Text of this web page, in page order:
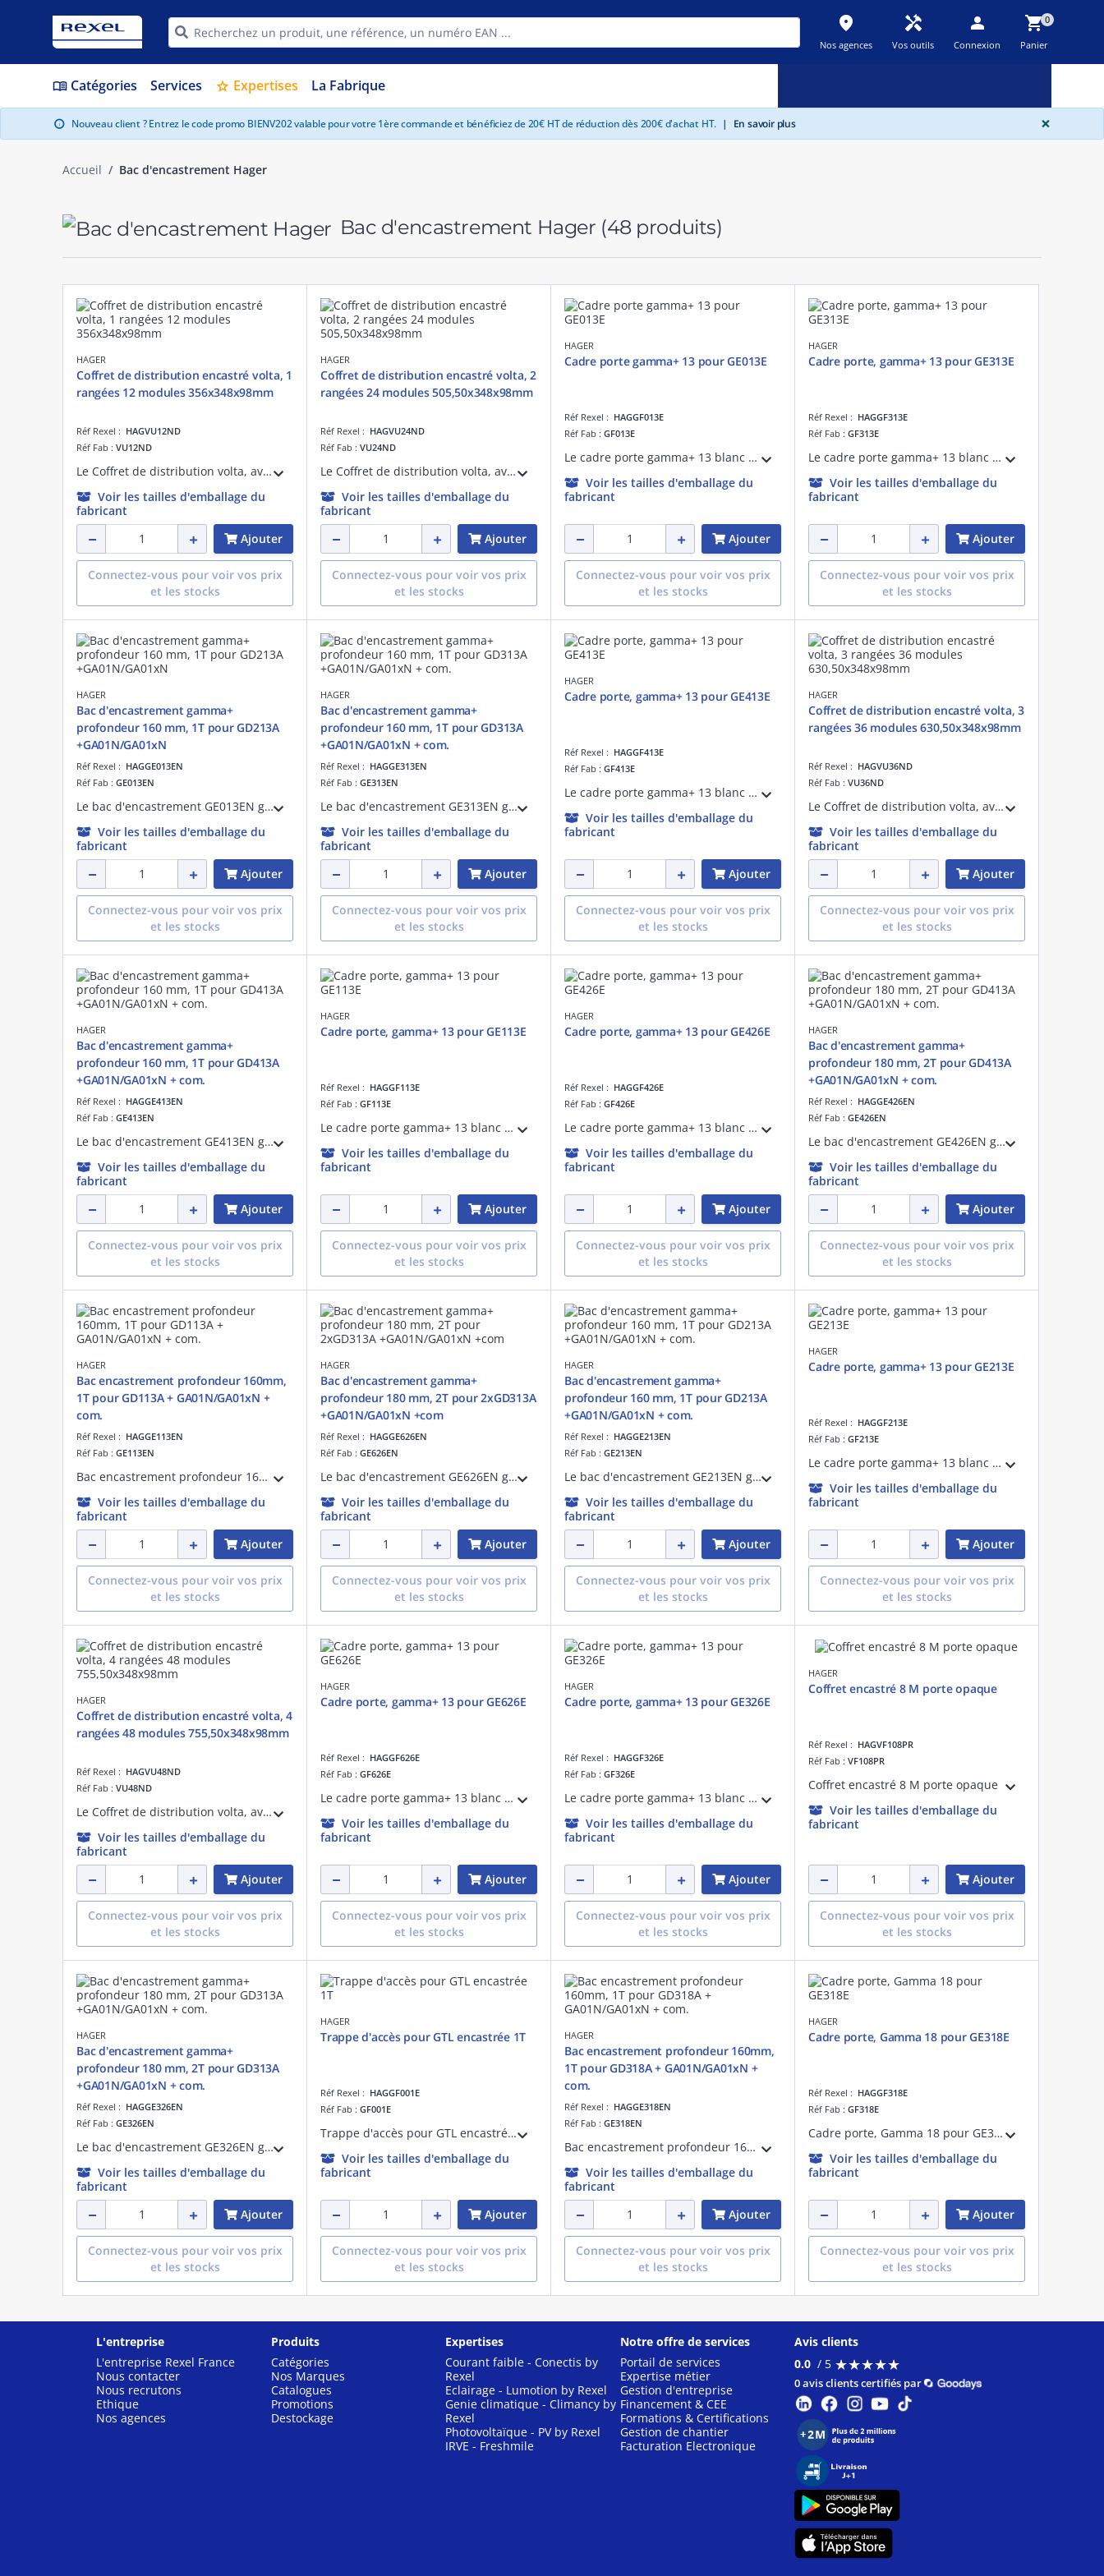
place
Nos agences
handyman
Vos outils
person
Connexion
shopping_cart0
Panier
menu_book Catégories Services star Expertises La Fabrique
info Nouveau client ? Entrez le code promo BIENV202 valable pour votre 1ère commande et bénéficiez de 20€ HT de réduction dès 200€ d'achat HT. | En savoir plus ×
Accueil Bac d'encastrement Hager
Bac d'encastrement Hager (48 produits)
HAGER
Coffret de distribution encastré volta, 1
rangées 12 modules 356x348x98mm
Réf Rexel : HAGVU12ND
Réf Fab : VU12ND
Le Coffret de distribution volta, avec ses 1 rangées et 12 modules, est idéal pour les installations résidentielles. Pour des installations en encastrée, ce coffret permet une intégration facile des protections modulaires Hager.
Voir les tailles d'emballage du
fabricant
Ajouter
Connectez-vous pour voir vos prix
et les stocks
HAGER
Coffret de distribution encastré volta, 2
rangées 24 modules 505,50x348x98mm
Réf Rexel : HAGVU24ND
Réf Fab : VU24ND
Le Coffret de distribution volta, avec ses 2 rangées et 24 modules, est idéal pour les installations résidentielles. Pour des installations en encastrée, ce coffret permet une intégration facile des protections modulaires Hager.
Voir les tailles d'emballage du
fabricant
Ajouter
Connectez-vous pour voir vos prix
et les stocks
HAGER
Cadre porte gamma+ 13 pour GE013E
Réf Rexel : HAGGF013E
Réf Fab : GF013E
Le cadre porte gamma+ 13 blanc GF013E pour bac d'encastrement GE013EN est conçue pour une installation rapide et sécurisée. Il permet une finition soignée et est adapté pour des installations résidentielles ou commerciales.
Voir les tailles d'emballage du
fabricant
Ajouter
Connectez-vous pour voir vos prix
et les stocks
HAGER
Cadre porte, gamma+ 13 pour GE313E
Réf Rexel : HAGGF313E
Réf Fab : GF313E
Le cadre porte gamma+ 13 blanc GF313E pour bac d'encastrement GE313EN est conçue pour une installation rapide et sécurisée. Il permet une finition soignée et est adapté pour des installations résidentielles ou commerciales.
Voir les tailles d'emballage du
fabricant
Ajouter
Connectez-vous pour voir vos prix
et les stocks
HAGER
Bac d'encastrement gamma+
profondeur 160 mm, 1T pour GD213A
+GA01N/GA01xN
Réf Rexel : HAGGE013EN
Réf Fab : GE013EN
Le bac d'encastrement GE013EN gamma+ Quickfix de profondeur 160 mm est conçue pour une installation rapide et sécurisée. Sa technologie Quickfix permet une fixation aisée sans outil, offrant un gain de temps significatif.
Voir les tailles d'emballage du
fabricant
Ajouter
Connectez-vous pour voir vos prix
et les stocks
HAGER
Bac d'encastrement gamma+
profondeur 160 mm, 1T pour GD313A
+GA01N/GA01xN + com.
Réf Rexel : HAGGE313EN
Réf Fab : GE313EN
Le bac d'encastrement GE313EN gamma+ Quickfix de profondeur 160 mm est conçue pour une installation rapide et sécurisée. Sa technologie Quickfix permet une fixation aisée sans outil, offrant un gain de temps significatif.
Voir les tailles d'emballage du
fabricant
Ajouter
Connectez-vous pour voir vos prix
et les stocks
HAGER
Cadre porte, gamma+ 13 pour GE413E
Réf Rexel : HAGGF413E
Réf Fab : GF413E
Le cadre porte gamma+ 13 blanc GF413E pour bac d'encastrement GE413EN est conçue pour une installation rapide et sécurisée. Il permet une finition soignée et est adapté pour des installations résidentielles ou commerciales.
Voir les tailles d'emballage du
fabricant
Ajouter
Connectez-vous pour voir vos prix
et les stocks
HAGER
Coffret de distribution encastré volta, 3
rangées 36 modules 630,50x348x98mm
Réf Rexel : HAGVU36ND
Réf Fab : VU36ND
Le Coffret de distribution volta, avec ses 3 rangées et 36 modules, est idéal pour les installations résidentielles. Pour des installations en encastrée, ce coffret permet une intégration facile des protections modulaires Hager.
Voir les tailles d'emballage du
fabricant
Ajouter
Connectez-vous pour voir vos prix
et les stocks
HAGER
Bac d'encastrement gamma+
profondeur 160 mm, 1T pour GD413A
+GA01N/GA01xN + com.
Réf Rexel : HAGGE413EN
Réf Fab : GE413EN
Le bac d'encastrement GE413EN gamma+ Quickfix de profondeur 160 mm est conçue pour une installation rapide et sécurisée. Sa technologie Quickfix permet une fixation aisée sans outil, offrant un gain de temps significatif.
Voir les tailles d'emballage du
fabricant
Ajouter
Connectez-vous pour voir vos prix
et les stocks
HAGER
Cadre porte, gamma+ 13 pour GE113E
Réf Rexel : HAGGF113E
Réf Fab : GF113E
Le cadre porte gamma+ 13 blanc GF113E pour bac d'encastrement GE113EN est conçue pour une installation rapide et sécurisée. Il permet une finition soignée et est adapté pour des installations résidentielles ou commerciales.
Voir les tailles d'emballage du
fabricant
Ajouter
Connectez-vous pour voir vos prix
et les stocks
HAGER
Cadre porte, gamma+ 13 pour GE426E
Réf Rexel : HAGGF426E
Réf Fab : GF426E
Le cadre porte gamma+ 13 blanc GF426E pour bac d'encastrement GE426EN est conçue pour une installation rapide et sécurisée. Il permet une finition soignée et est adapté pour des installations résidentielles ou commerciales.
Voir les tailles d'emballage du
fabricant
Ajouter
Connectez-vous pour voir vos prix
et les stocks
HAGER
Bac d'encastrement gamma+
profondeur 180 mm, 2T pour GD413A
+GA01N/GA01xN + com.
Réf Rexel : HAGGE426EN
Réf Fab : GE426EN
Le bac d'encastrement GE426EN gamma+ Quickfix de profondeur 180 mm est conçue pour une installation rapide et sécurisée. Sa technologie Quickfix permet une fixation aisée sans outil, offrant un gain de temps significatif.
Voir les tailles d'emballage du
fabricant
Ajouter
Connectez-vous pour voir vos prix
et les stocks
HAGER
Bac encastrement profondeur 160mm,
1T pour GD113A + GA01N/GA01xN +
com.
Réf Rexel : HAGGE113EN
Réf Fab : GE113EN
Bac encastrement profondeur 160mm, 1T pour GD113A + GA01N/GA01xN + com.
Voir les tailles d'emballage du
fabricant
Ajouter
Connectez-vous pour voir vos prix
et les stocks
HAGER
Bac d'encastrement gamma+
profondeur 180 mm, 2T pour 2xGD313A
+GA01N/GA01xN +com
Réf Rexel : HAGGE626EN
Réf Fab : GE626EN
Le bac d'encastrement GE626EN gamma+ Quickfix de profondeur 180 mm est conçue pour une installation rapide et sécurisée. Sa technologie Quickfix permet une fixation aisée sans outil, offrant un gain de temps significatif.
Voir les tailles d'emballage du
fabricant
Ajouter
Connectez-vous pour voir vos prix
et les stocks
HAGER
Bac d'encastrement gamma+
profondeur 160 mm, 1T pour GD213A
+GA01N/GA01xN + com.
Réf Rexel : HAGGE213EN
Réf Fab : GE213EN
Le bac d'encastrement GE213EN gamma+ Quickfix de profondeur 160 mm est conçue pour une installation rapide et sécurisée. Sa technologie Quickfix permet une fixation aisée sans outil, offrant un gain de temps significatif.
Voir les tailles d'emballage du
fabricant
Ajouter
Connectez-vous pour voir vos prix
et les stocks
HAGER
Cadre porte, gamma+ 13 pour GE213E
Réf Rexel : HAGGF213E
Réf Fab : GF213E
Le cadre porte gamma+ 13 blanc GF213E pour bac d'encastrement GE213EN est conçue pour une installation rapide et sécurisée. Il permet une finition soignée et est adapté pour des installations résidentielles ou commerciales.
Voir les tailles d'emballage du
fabricant
Ajouter
Connectez-vous pour voir vos prix
et les stocks
HAGER
Coffret de distribution encastré volta, 4
rangées 48 modules 755,50x348x98mm
Réf Rexel : HAGVU48ND
Réf Fab : VU48ND
Le Coffret de distribution volta, avec ses 4 rangées et 48 modules, est idéal pour les installations résidentielles. Pour des installations en encastrée, ce coffret permet une intégration facile des protections modulaires Hager.
Voir les tailles d'emballage du
fabricant
Ajouter
Connectez-vous pour voir vos prix
et les stocks
HAGER
Cadre porte, gamma+ 13 pour GE626E
Réf Rexel : HAGGF626E
Réf Fab : GF626E
Le cadre porte gamma+ 13 blanc GF626E pour bac d'encastrement GE626EN est conçue pour une installation rapide et sécurisée. Il permet une finition soignée et est adapté pour des installations résidentielles ou commerciales.
Voir les tailles d'emballage du
fabricant
Ajouter
Connectez-vous pour voir vos prix
et les stocks
HAGER
Cadre porte, gamma+ 13 pour GE326E
Réf Rexel : HAGGF326E
Réf Fab : GF326E
Le cadre porte gamma+ 13 blanc GF326E pour bac d'encastrement GE326EN est conçue pour une installation rapide et sécurisée. Il permet une finition soignée et est adapté pour des installations résidentielles ou commerciales.
Voir les tailles d'emballage du
fabricant
Ajouter
Connectez-vous pour voir vos prix
et les stocks
HAGER
Coffret encastré 8 M porte opaque
Réf Rexel : HAGVF108PR
Réf Fab : VF108PR
Coffret encastré 8 M porte opaque
Voir les tailles d'emballage du
fabricant
Ajouter
Connectez-vous pour voir vos prix
et les stocks
HAGER
Bac d'encastrement gamma+
profondeur 180 mm, 2T pour GD313A
+GA01N/GA01xN + com.
Réf Rexel : HAGGE326EN
Réf Fab : GE326EN
Le bac d'encastrement GE326EN gamma+ Quickfix de profondeur 180 mm est conçue pour une installation rapide et sécurisée. Sa technologie Quickfix permet une fixation aisée sans outil, offrant un gain de temps significatif.
Voir les tailles d'emballage du
fabricant
Ajouter
Connectez-vous pour voir vos prix
et les stocks
HAGER
Trappe d'accès pour GTL encastrée 1T
Réf Rexel : HAGGF001E
Réf Fab : GF001E
Trappe d'accès pour GTL encastrée 1T
Voir les tailles d'emballage du
fabricant
Ajouter
Connectez-vous pour voir vos prix
et les stocks
HAGER
Bac encastrement profondeur 160mm,
1T pour GD318A + GA01N/GA01xN +
com.
Réf Rexel : HAGGE318EN
Réf Fab : GE318EN
Bac encastrement profondeur 160mm, 1T pour GD318A + GA01N/GA01xN + com.
Voir les tailles d'emballage du
fabricant
Ajouter
Connectez-vous pour voir vos prix
et les stocks
HAGER
Cadre porte, Gamma 18 pour GE318E
Réf Rexel : HAGGF318E
Réf Fab : GF318E
Cadre porte, Gamma 18 pour GE318E
Voir les tailles d'emballage du
fabricant
Ajouter
Connectez-vous pour voir vos prix
et les stocks
L'entreprise
L'entreprise Rexel France
Nous contacter
Nous recrutons
Ethique
Nos agences
Produits
Catégories
Nos Marques
Catalogues
Promotions
Destockage
Expertises
Courant faible - Conectis by
Rexel
Eclairage - Lumotion by Rexel
Genie climatique - Climancy by
Rexel
Photovoltaïque - PV by Rexel
IRVE - Freshmile
Notre offre de services
Portail de services
Expertise métier
Gestion d'entreprise
Financement & CEE
Formations & Certifications
Gestion de chantier
Facturation Electronique
Avis clients
0.0 / 5 ★★★★★
★★★★★
0 avis clients certifiés par